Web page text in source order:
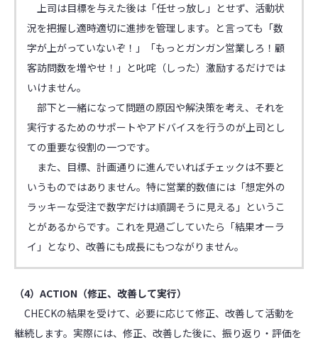
上司は目標を与えた後は「任せっ放し」とせず、活動状
況を把握し適時適切に進捗を管理します。と言っても「数
字が上がっていないぞ！」「もっとガンガン営業しろ！顧
客訪問数を増やせ！」と叱咤（しった）激励するだけでは
いけません。
部下と一緒になって問題の原因や解決策を考え、それを
実行するためのサポートやアドバイスを行うのが上司とし
ての重要な役割の一つです。
また、目標、計画通りに進んでいればチェックは不要と
いうものではありません。特に営業的数値には「想定外の
ラッキーな受注で数字だけは順調そうに見える」というこ
とがあるからです。これを見過ごしていたら「結果オーラ
イ」となり、改善にも成長にもつながりません。
（4）ACTION（修正、改善して実行）
CHECKの結果を受けて、必要に応じて修正、改善して活動を
継続します。実際には、修正、改善した後に、振り返り・評価を